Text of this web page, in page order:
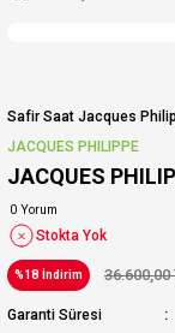
Safir Saat Jacques
JACQUES PHILIPPE
JACQUES
0 Yorum
Stokta Yok
%18 İndirim 36.600,00
Garanti Süresi